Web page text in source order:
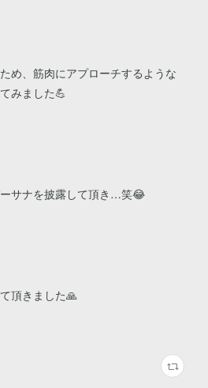
め、筋肉にアプローチするような
みました💪
サナを披露して頂き…笑😂
頂きました🙏